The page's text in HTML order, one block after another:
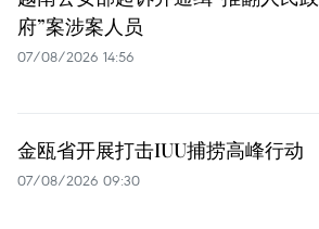
府”案涉案人员
07/08/2026 14:56
金瓯省开展打击IUU捕捞高峰行动
07/08/2026 09:30